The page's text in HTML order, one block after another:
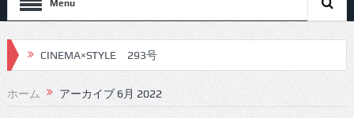
Menu
CINEMA×STYLE 293号
CINEMA×STYLE 292号
CINEMA×STYLE 291号
ホーム アーカイブ 6月 2022